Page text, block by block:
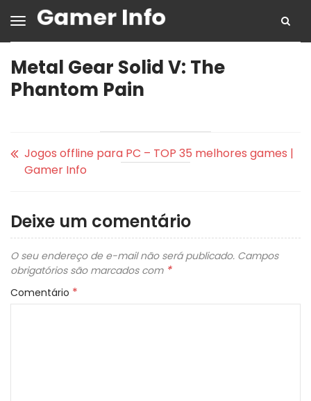
Metal Gear Solid V: The
Phantom Pain
Jogos offline para PC – TOP 35 melhores games |
Gamer Info
Deixe um comentário
O seu endereço de e-mail não será publicado. Campos
obrigatórios são marcados com *
Comentário *